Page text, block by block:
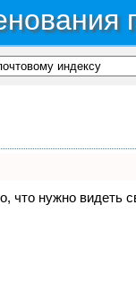
что нужно